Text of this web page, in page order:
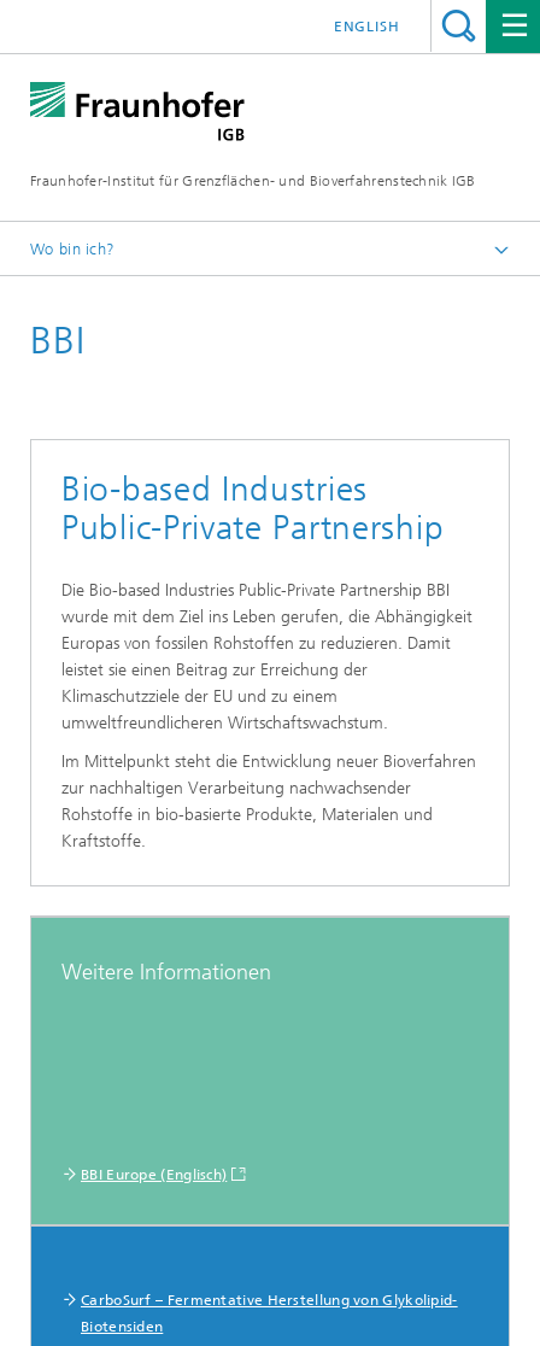
Fraunhofer-Institut für Grenzflächen- und Bioverfahrenstechnik IGB
ENGLISH
Wo bin ich?
BBI
Bio-based Industries
Public-Private Partnership
Die Bio-based Industries Public-Private Partnership BBI
wurde mit dem Ziel ins Leben gerufen, die Abhängigkeit
Europas von fossilen Rohstoffen zu reduzieren. Damit
leistet sie einen Beitrag zur Erreichung der
Klimaschutzziele der EU und zu einem
umweltfreundlicheren Wirtschaftswachstum.
Im Mittelpunkt steht die Entwicklung neuer Bioverfahren
zur nachhaltigen Verarbeitung nachwachsender
Rohstoffe in bio-basierte Produkte, Materialen und
Kraftstoffe.
Weitere Informationen
BBI Europe (Englisch)
CarboSurf – Fermentative Herstellung von Glykolipid-
Biotensiden